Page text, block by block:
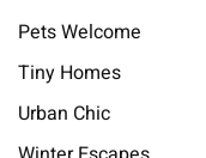
Pets Welcome
Tiny Homes
Urban Chic